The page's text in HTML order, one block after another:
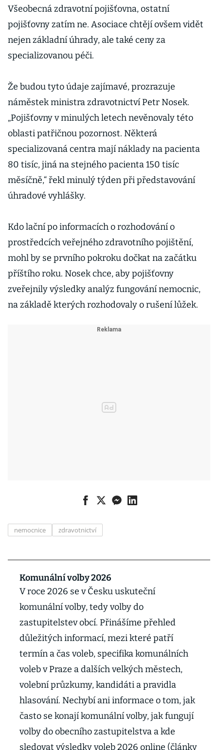
Všeobecná zdravotní pojišťovna, ostatní
pojišťovny zatím ne. Asociace chtějí ovšem vidět
nejen základní úhrady, ale také ceny za
specializovanou péči.
Že budou tyto údaje zajímavé, prozrazuje
náměstek ministra zdravotnictví Petr Nosek.
„Pojišťovny v minulých letech nevěnovaly této
oblasti patřičnou pozornost. Některá
specializovaná centra mají náklady na pacienta
80 tisíc, jiná na stejného pacienta 150 tisíc
měsíčně,“ řekl minulý týden při představování
úhradové vyhlášky.
Kdo lační po informacích o rozhodování o
prostředcích veřejného zdravotního pojištění,
mohl by se prvního pokroku dočkat na začátku
příštího roku. Nosek chce, aby pojišťovny
zveřejnily výsledky analýz fungování nemocnic,
na základě kterých rozhodovaly o rušení lůžek.
nemocnice zdravotnictví
Komunální volby 2026
V roce 2026 se v Česku uskuteční
komunální volby, tedy volby do
zastupitelstev obcí. Přinášíme přehled
důležitých informací, mezi které patří
termín a čas voleb, specifika komunálních
voleb v Praze a dalších velkých městech,
volební průzkumy, kandidáti a pravidla
hlasování. Nechybí ani informace o tom, jak
často se konají komunální volby, jak fungují
volby do obecního zastupitelstva a kde
sledovat výsledky voleb 2026 online (články